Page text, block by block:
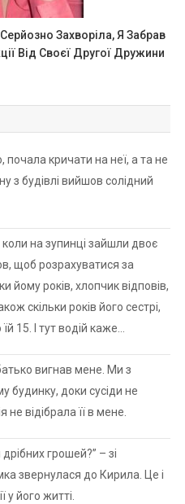
Захворіла, Я Забрав
Від Своєї Другої Дружини
почала кричати на неї, а та не
з будівлі вийшов солідний
коли на зупинці зайшли двоє
щоб розрахуватися за
йому років, хлопчик відповів,
скільки років його сестрі,
15. І тут водій каже…
вигнав мене. Ми з
доки сусіди не
не відібрала її в мене.
грошей?” – зі
звернулася до Кирила. Це і
у його житті.